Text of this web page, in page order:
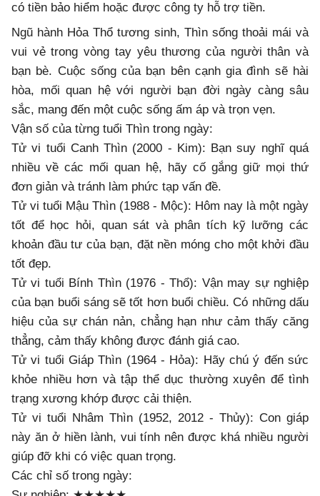
có tiền bảo hiểm hoặc được công ty hỗ trợ tiền.
Ngũ hành Hỏa Thổ tương sinh, Thìn sống thoải mái và
vui vẻ trong vòng tay yêu thương của người thân và
bạn bè. Cuộc sống của bạn bên cạnh gia đình sẽ hài
hòa, mối quan hệ với người bạn đời ngày càng sâu
sắc, mang đến một cuộc sống ấm áp và trọn vẹn.
Vận số của từng tuổi Thìn trong ngày:
Tử vi tuổi Canh Thìn (2000 - Kim): Bạn suy nghĩ quá
nhiều về các mối quan hệ, hãy cố gắng giữ mọi thứ
đơn giản và tránh làm phức tạp vấn đề.
Tử vi tuổi Mậu Thìn (1988 - Mộc): Hôm nay là một ngày
tốt để học hỏi, quan sát và phân tích kỹ lưỡng các
khoản đầu tư của bạn, đặt nền móng cho một khởi đầu
tốt đẹp.
Tử vi tuổi Bính Thìn (1976 - Thổ): Vận may sự nghiệp
của bạn buổi sáng sẽ tốt hơn buổi chiều. Có những dấu
hiệu của sự chán nản, chẳng hạn như cảm thấy căng
thẳng, cảm thấy không được đánh giá cao.
Tử vi tuổi Giáp Thìn (1964 - Hỏa): Hãy chú ý đến sức
khỏe nhiều hơn và tập thể dục thường xuyên để tình
trạng xương khớp được cải thiện.
Tử vi tuổi Nhâm Thìn (1952, 2012 - Thủy): Con giáp
này ăn ở hiền lành, vui tính nên được khá nhiều người
giúp đỡ khi có việc quan trọng.
Các chỉ số trong ngày: